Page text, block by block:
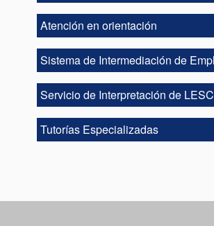
Atención en orientación
Sistema de Intermediación de
Servicio de Interpretación de
Tutorías Especializadas